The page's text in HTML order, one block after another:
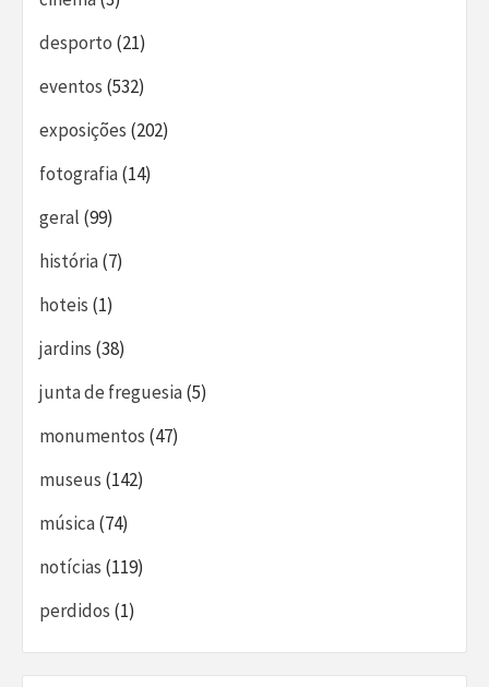
desporto (21)
eventos (532)
exposições (202)
fotografia(14)
geral (99)
história(7)
hoteis (1)
jardins (38)
junta de freguesia(5)
monumentos (47)
museus (142)
música(74)
notícias (119)
perdidos (1)